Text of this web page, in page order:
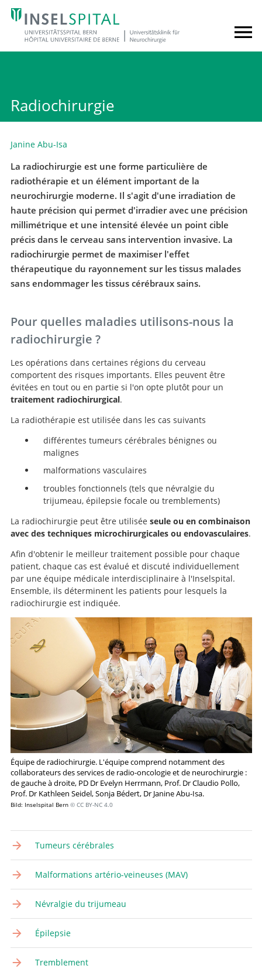
Radiochirurgie
Janine Abu-Isa
La radiochirurgie est une forme particulière de
radiothérapie et un élément important de la
neurochirurgie moderne. Il s'agit d'une irradiation de
haute précision qui permet d'irradier avec une précision
millimétrique et une intensité élevée un point cible
précis dans le cerveau sans intervention invasive. La
radiochirurgie permet de maximiser l'effet
thérapeutique du rayonnement sur les tissus malades
sans endommager les tissus cérébraux sains.
Pour quelles maladies utilisons-nous la
radiochirurgie ?
Les opérations dans certaines régions du cerveau
comportent des risques importants. Elles peuvent être
évitées en tout ou en partie si l'on opte plutôt pour un
traitement radiochirurgical.
La radiothérapie est utilisée dans les cas suivants
différentes tumeurs cérébrales bénignes ou
malignes
malformations vasculaires
troubles fonctionnels (tels que névralgie du
trijumeau, épilepsie focale ou tremblements)
La radiochirurgie peut être utilisée seule ou en combinaison
avec des techniques microchirurgicales ou endovasculaires.
Afin d'obtenir le meilleur traitement possible pour chaque
patient, chaque cas est évalué et discuté individuellement
par une équipe médicale interdisciplinaire à l'Inselspital.
Ensemble, ils déterminent les patients pour lesquels la
radiochirurgie est indiquée.
Équipe de radiochirurgie. L'équipe comprend notamment des
collaborateurs des services de radio-oncologie et de neurochirurgie :
de gauche à droite, PD Dr Evelyn Herrmann, Prof. Dr Claudio Pollo,
Prof. Dr Kathleen Seidel, Sonja Bédert, Dr Janine Abu-Isa.
Bild: Inselspital Bern © CC BY-NC 4.0
Tumeurs cérébrales
Malformations artério-veineuses (MAV)
Névralgie du trijumeau
Épilepsie
Tremblement